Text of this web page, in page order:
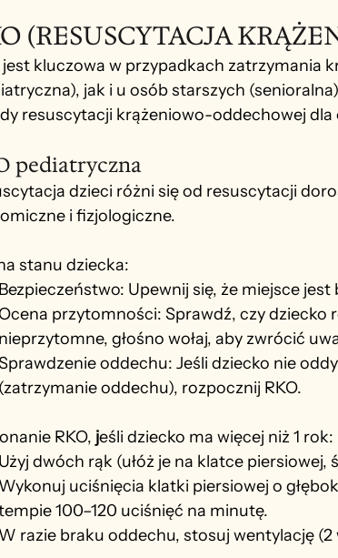
(RESUSCYTACJA
jest kluczowa w przypadkach zatrzymania
jak i u osób starszych
resuscytacji krążeniowo-oddechowej
pediatryczna
dzieci różni się od resuscytacji
i fizjologiczne.
stanu dziecka:
Bezpieczeństwo: Upewnij się, że miejsce jest
Ocena przytomności: Sprawdź, czy dziecko
nieprzytomne, głośno wołaj, aby zwrócić
oddechu: Jeśli dziecko nie
(zatrzymanie oddechu), rozpocznij RKO.
RKO, jeśli dziecko ma więcej niż 1 rok:
Użyj dwóch rąk (ułóż je na klatce
Wykonuj uciśnięcia klatki piersiowej o
100–120 uciśnięć na minutę.
W razie braku oddechu, stosuj wentylację